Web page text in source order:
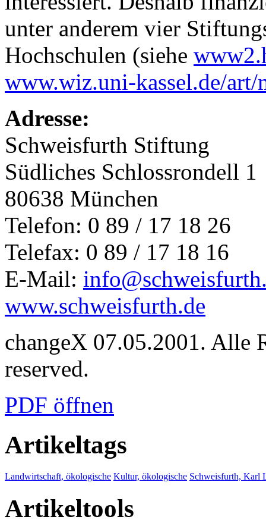
unter anderem vier
Hochschulen (siehe
www.wiz.uni-kassel.de/
Adresse:
Schweisfurth Stiftung
Südliches Schlossrondell 1
80638 München
Telefon: 0 89 / 17 18 26
Telefax: 0 89 / 17 18 16
E-Mail:
www.schweisfurth.de
changeX 07.05.2001. Alle
reserved.
PDF öffnen
Artikeltags
Landwirtschaft, ökologische Kultur, ökologische Schweisfurth, Karl
Artikeltools